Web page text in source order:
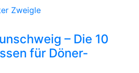
Zweigle
– Die 10
für Döner-